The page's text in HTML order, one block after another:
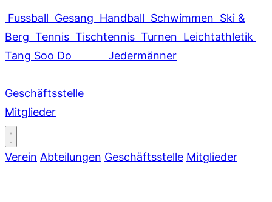
Fussball Gesang Handball Schwimmen Ski &
Berg Tennis Tischtennis Turnen Leichtathletik
Tang Soo Do
Jedermänner
Geschäftsstelle
Mitglieder
Verein Abteilungen Geschäftsstelle Mitglieder